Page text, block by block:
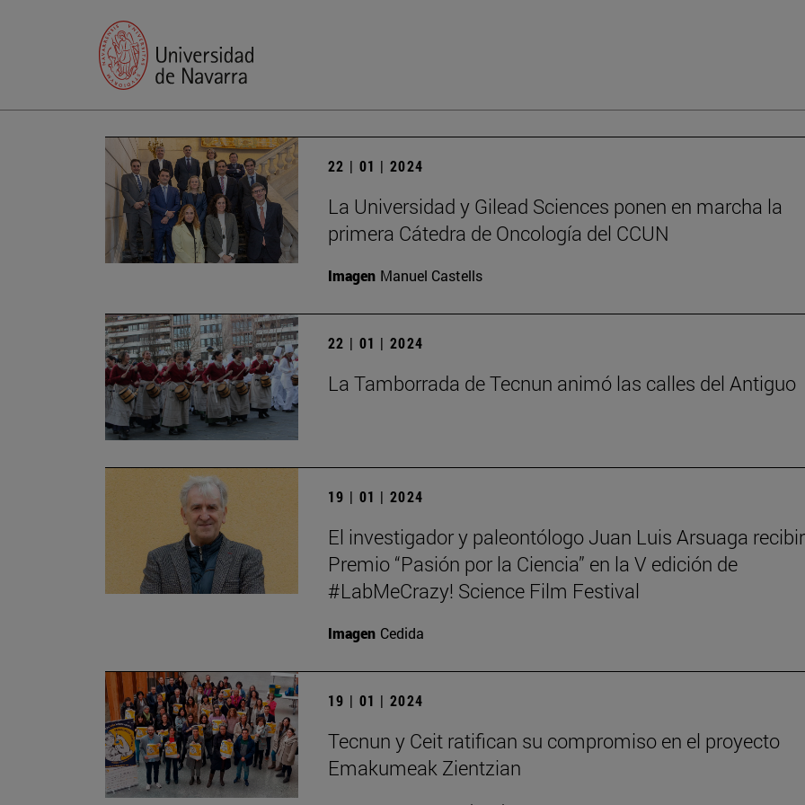
22 | 01 | 2024
La Universidad y Gilead Sciences ponen en marcha la
primera Cátedra de Oncología del CCUN
Imagen Manuel Castells
22 | 01 | 2024
La Tamborrada de Tecnun animó las calles del Antiguo
19 | 01 | 2024
El investigador y paleontólogo Juan Luis Arsuaga
Premio “Pasión por la Ciencia” en la V edición de
#LabMeCrazy! Science Film Festival
Imagen Cedida
19 | 01 | 2024
Tecnun y Ceit ratifican su compromiso en el proyecto
Emakumeak Zientzian